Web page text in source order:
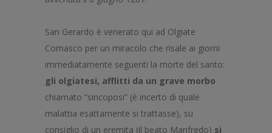
San Gerardo è venerato qui ad Olgiate
Comasco per un miracolo che risale ai giorni
immediatamente seguenti la morte del santo:
gli olgiatesi, afflitti da un grave morbo
chiamato “sincoposi” (è incerto di quale
malattia esattamente si trattasse), su
consiglio di un eremita (il beato Manfredo) si